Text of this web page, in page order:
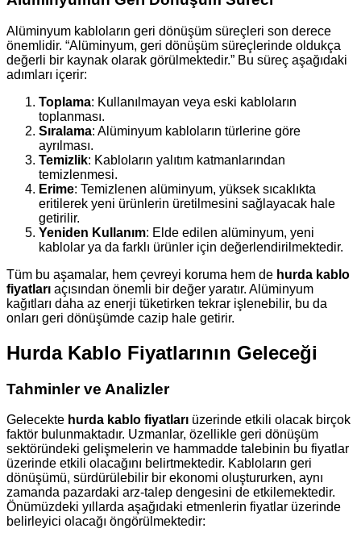
Alüminyum kabloların geri dönüşüm süreçleri son derece
önemlidir. “Alüminyum, geri dönüşüm süreçlerinde oldukça
değerli bir kaynak olarak görülmektedir.” Bu süreç aşağıdaki
adımları içerir:
Toplama: Kullanılmayan veya eski kabloların
toplanması.
Sıralama: Alüminyum kabloların türlerine göre
ayrılması.
Temizlik: Kabloların yalıtım katmanlarından
temizlenmesi.
Erime: Temizlenen alüminyum, yüksek sıcaklıkta
eritilerek yeni ürünlerin üretilmesini sağlayacak hale
getirilir.
Yeniden Kullanım: Elde edilen alüminyum, yeni
kablolar ya da farklı ürünler için değerlendirilmektedir.
Tüm bu aşamalar, hem çevreyi koruma hem de hurda kablo
fiyatları açısından önemli bir değer yaratır. Alüminyum
kağıtları daha az enerji tüketirken tekrar işlenebilir, bu da
onları geri dönüşümde cazip hale getirir.
Hurda Kablo Fiyatlarının Geleceği
Tahminler ve Analizler
Gelecekte hurda kablo fiyatları üzerinde etkili olacak birçok
faktör bulunmaktadır. Uzmanlar, özellikle geri dönüşüm
sektöründeki gelişmelerin ve hammadde talebinin bu fiyatlar
üzerinde etkili olacağını belirtmektedir. Kabloların geri
dönüşümü, sürdürülebilir bir ekonomi oluştururken, aynı
zamanda pazardaki arz-talep dengesini de etkilemektedir.
Önümüzdeki yıllarda aşağıdaki etmenlerin fiyatlar üzerinde
belirleyici olacağı öngörülmektedir: